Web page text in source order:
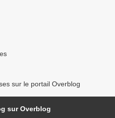
sur le portail Overblog
sur Overblog